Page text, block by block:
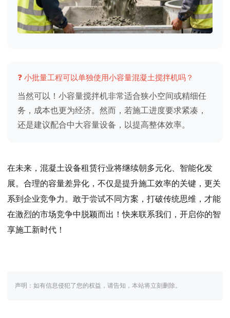
❓ 小批量工程可以单独使用小容量混凝土搅拌机吗？
当然可以！小容量搅拌机非常适合狭小空间或精细任
务，成本也更为经济。然而，若施工进度要求紧凑，
还是建议配合中大容量设备，以提高整体效率。
在未来，混凝土设备租赁行业将继续朝多元化、智能化发
展。合理的容量差异化，不仅是提升施工效率的关键，更关
系到企业竞争力。敢于尝试不同方案，打破传统思维，才能
在激烈的市场竞争中脱颖而出！快来联系我们，开启你的智
享施工新时代！
声明：如有信息侵犯了您的权益，请告知，本站将立刻删除。